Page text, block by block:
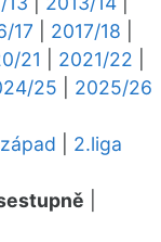
17 2017/18
21 2021/22
25
2025/26
2.liga